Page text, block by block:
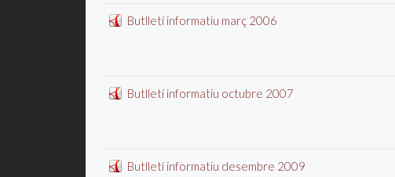
Butlletí informatiu març 2006
Butlletí informatiu octubre 2007
Butlletí informatiu desembre 2009